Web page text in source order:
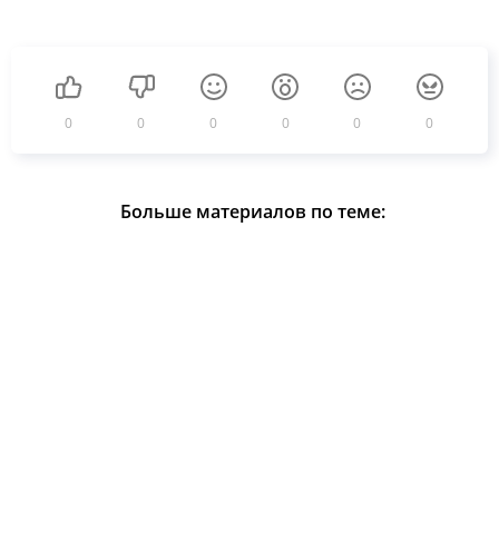
0 0 0 0 0 0
Больше материалов по теме: